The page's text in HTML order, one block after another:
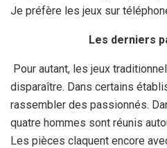
Je préfère les jeux sur
Les derniers
Pour autant, les jeux
disparaître. Dans certains
rassembler des passionnés.
quatre hommes sont réunis
Les pièces claquent encore